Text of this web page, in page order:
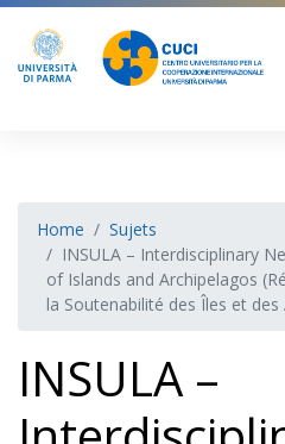
Home
Sujets
INSULA – Interdisciplinary
of Islands and Archipelagos
la Soutenabilité des Îles et des
INSULA –